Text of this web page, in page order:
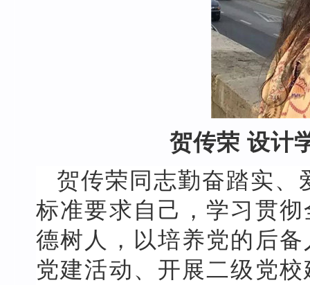
贺传荣 设计
贺传荣同志勤奋踏实、
标准要求自己，学习贯
德树人，以培养党的后
党建活动、开展二级党